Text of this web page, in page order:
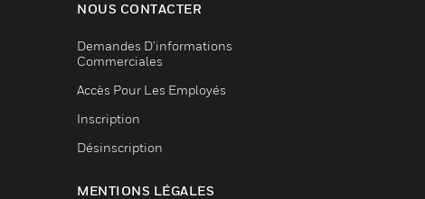
NOUS CONTACTER
Demandes D’informations
Commerciales
Accès Pour Les Employés
Inscription
Désinscription
MENTIONS LÉGALES